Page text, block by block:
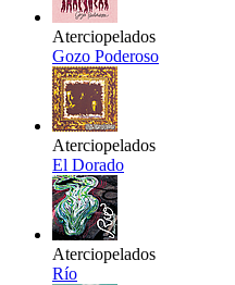
Aterciopelados
Gozo Poderoso
Aterciopelados
El Dorado
Aterciopelados
Río